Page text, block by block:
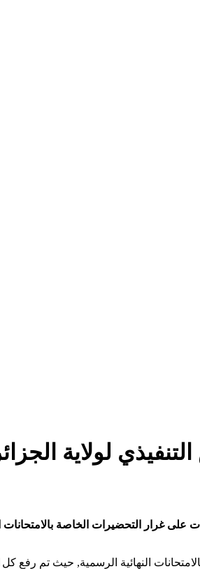
لولاية
غرار التحضيرات الخاصة بالامتحانات
النهائية الرسمية, حيث تم رفع